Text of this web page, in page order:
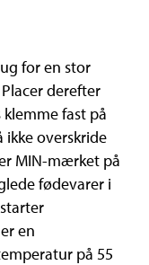
for en stor
derefter
fast på
ikke overskride
MIN-mærket på
fødevarer i
en
på 55